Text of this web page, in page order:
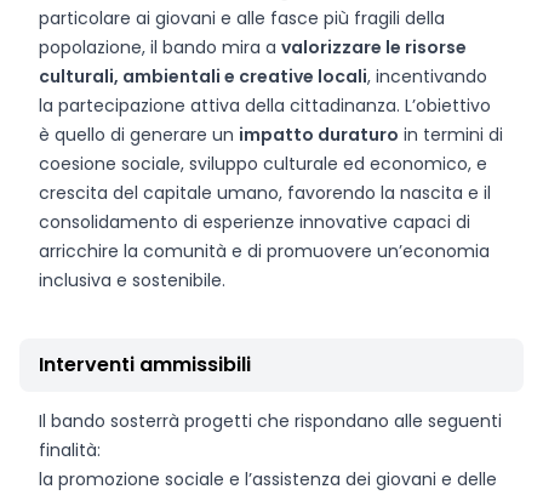
particolare ai giovani e alle fasce più fragili della
popolazione, il bando mira a valorizzare le risorse
culturali, ambientali e creative locali, incentivando
la partecipazione attiva della cittadinanza. L’obiettivo
è quello di generare un impatto duraturo in termini di
coesione sociale, sviluppo culturale ed economico, e
crescita del capitale umano, favorendo la nascita e il
consolidamento di esperienze innovative capaci di
arricchire la comunità e di promuovere un’economia
inclusiva e sostenibile.
Interventi ammissibili
Il bando sosterrà progetti che rispondano alle seguenti
finalità:
la promozione sociale e l’assistenza dei giovani e delle